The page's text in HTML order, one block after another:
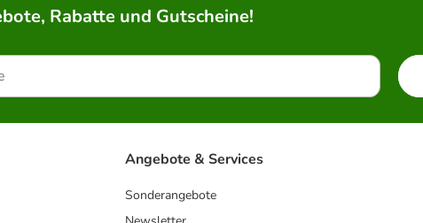
Rabatte und Gutscheine!
Angebote & Services
Sonderangebote